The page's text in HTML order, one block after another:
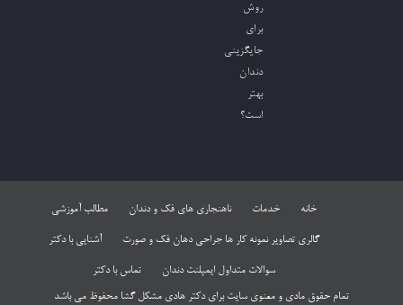
روش
برای
جایگزینی
دندان
بهتر
است؟
خانه خدمات ناهنجاری های فک و دندان مطالب آموزشی
گالری تصاویر نمونه کار ها جراحی دهان فک و صورت آشنایی با دکتر
سوالات متداول ایمپلنت دندان تماس با دکتر
تمام حقوق مادی و معنوی سایت برای دکتر هادی مشکل گشا محفوظ می باشد